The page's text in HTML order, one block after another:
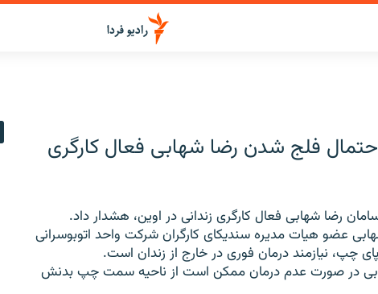
فلج شدن رضا شهابی فعال کارگری
رضا شهابی فعال کارگری زندانی در اوين، هشدار داد.
عضو هيات مديره سنديکای کارگران شرکت واحد اتوبوسرانی
چپ، نيازمند درمان فوری در خارج از زندان است.
در صورت عدم درمان ممکن است از ناحيه سمت چپ بدنش